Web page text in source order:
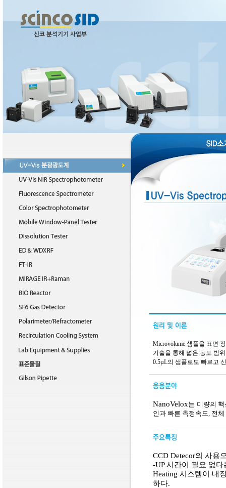
Microvolume 샘플을 표면
기술을 통해 넓은 농도 범
0.5µL의 샘플로도 빠르고
NanoVelox는 미량의
인과 빠른 측정속도, 전
CCD Detecor의 사용
-UP 시간이 필요 없
Heating 시스템이 내
하다.